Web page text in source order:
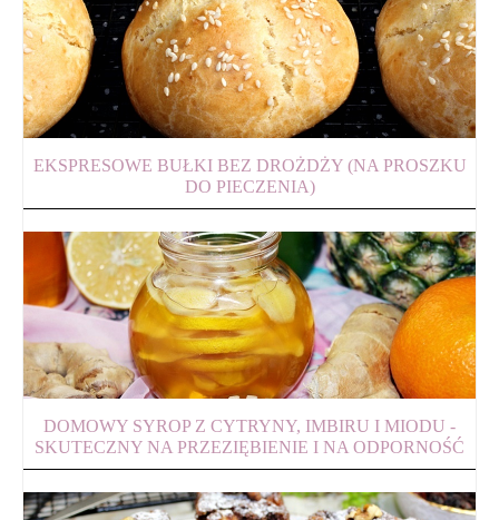
EKSPRESOWE BUŁKI BEZ DROŻDŻY (NA PROSZKU
DO PIECZENIA)
DOMOWY SYROP Z CYTRYNY, IMBIRU I MIODU -
SKUTECZNY NA PRZEZIĘBIENIE I NA ODPORNOŚĆ